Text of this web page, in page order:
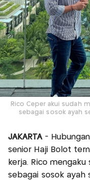
Rico Ceper akui sudah
sebagai sosok ayah
JAKARTA-
senior Haji Bolot
kerja. Rico
sebagai sosok ayah